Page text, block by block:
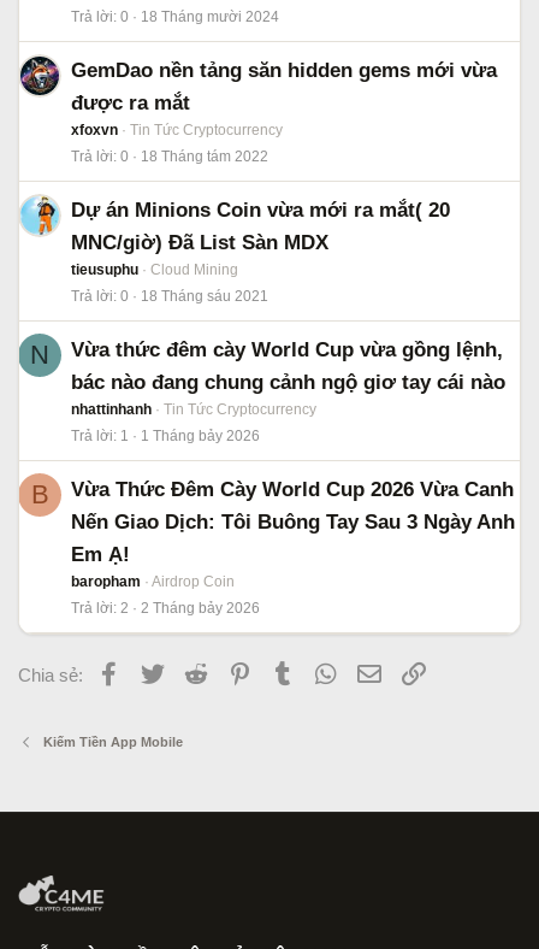
Trả lời 0 18 Tháng mười 2024
GemDao nền tảng săn hidden gems mới vừa
được ra mắt
xfoxvn
Tin Tức Cryptocurrency
Trả lời 0 18 Tháng tám 2022
Dự án Minions Coin vừa mới ra mắt( 20
MNC/giờ) Đã List Sàn MDX
tieusuphu
Cloud Mining
Trả lời 0 18 Tháng sáu 2021
N
Vừa thức đêm cày World Cup vừa gồng lệnh,
bác nào đang chung cảnh ngộ giơ tay cái nào
nhattinhanh
Tin Tức Cryptocurrency
Trả lời 1 1 Tháng bảy 2026
B
Vừa Thức Đêm Cày World Cup 2026 Vừa Canh
Nến Giao Dịch: Tôi Buông Tay Sau 3 Ngày Anh
Em Ạ!
baropham
Airdrop Coin
Trả lời 2 2 Tháng bảy 2026
Chia sẻ: Facebook
Twitter Reddit PinterestTumblr WhatsApp
Email
Kiếm Tiền App Mobile